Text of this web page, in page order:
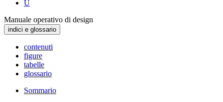
U
Manuale operativo di design
indici e glossario
contenuti
figure
tabelle
glossario
Sommario